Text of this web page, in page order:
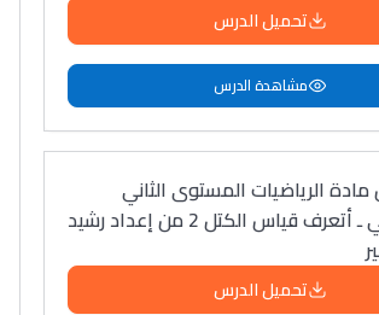
تحميل الدرس
مشاهدة الدرس
الرياضيات المستوى الثاني
إبتدائي ـ أتعرف قياس الكتل 2 من إعداد رشيد
تحميل الدرس